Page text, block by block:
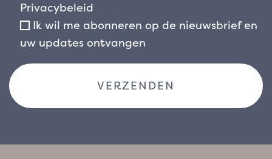
Privacybeleid
Ik wil me abonneren op de nieuwsbrief en
uw updates ontvangen